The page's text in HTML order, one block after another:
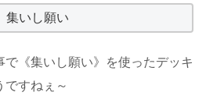
集いし願い
《集いし願い》を使ったデッキ
ですねぇ～